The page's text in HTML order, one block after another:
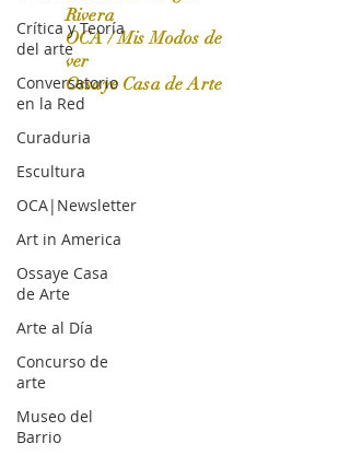
Crítica y Teoría
del arte
Conversatorio
en la Red
Curaduria
Escultura
OCA|Newsletter
Art in America
Ossaye Casa
de Arte
Arte al Día
Concurso de
arte
Museo del
Barrio
OCA|News 31 / Marzo-Abril / 2024
Rivera
OCA / Mis Modos de
ver
Ossaye Casa de Arte